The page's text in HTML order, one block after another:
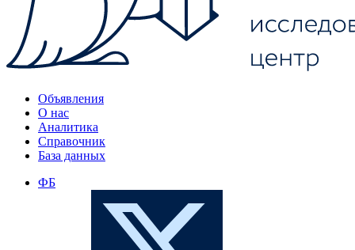
Объявления
О нас
Аналитика
Справочник
База данных
ФБ